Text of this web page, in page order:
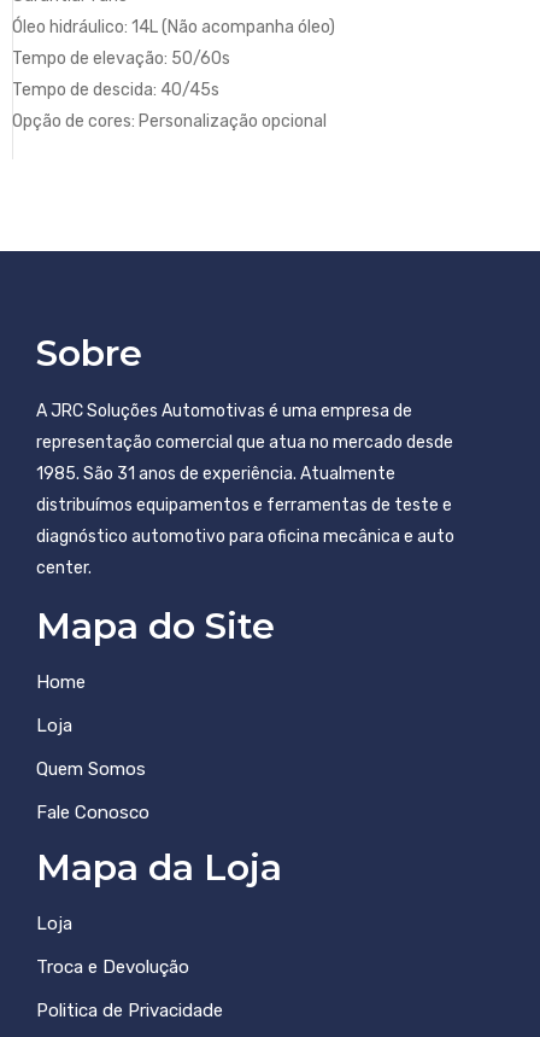
Óleo hidráulico: 14L (Não acompanha óleo)
Tempo de elevação: 50/60s
Tempo de descida: 40/45s
Opção de cores: Personalização opcional
Sobre
A JRC Soluções Automotivas é uma empresa de
representação comercial que atua no mercado desde
1985. São 31 anos de experiência. Atualmente
distribuímos equipamentos e ferramentas de teste e
diagnóstico automotivo para oficina mecânica e auto
center.
Mapa do Site
Home
Loja
Quem Somos
Fale Conosco
Mapa da Loja
Loja
Troca e Devolução
Politica de Privacidade